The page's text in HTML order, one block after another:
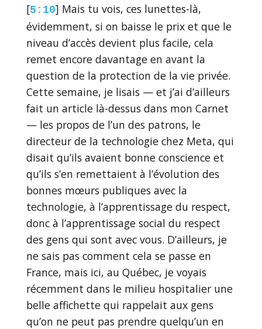
[5:10] Mais tu vois, ces lunettes-là,
évidemment, si on baisse le prix et que le
niveau d’accès devient plus facile, cela
remet encore davantage en avant la
question de la protection de la vie privée.
Cette semaine, je lisais — et j’ai d’ailleurs
fait un article là-dessus dans mon Carnet
— les propos de l’un des patrons, le
directeur de la technologie chez Meta, qui
disait qu’ils avaient bonne conscience et
qu’ils s’en remettaient à l’évolution des
bonnes mœurs publiques avec la
technologie, à l’apprentissage du respect,
donc à l’apprentissage social du respect
des gens qui sont avec vous. D’ailleurs, je
ne sais pas comment cela se passe en
France, mais ici, au Québec, je voyais
récemment dans le milieu hospitalier une
belle affichette qui rappelait aux gens
qu’on ne peut pas prendre quelqu’un en